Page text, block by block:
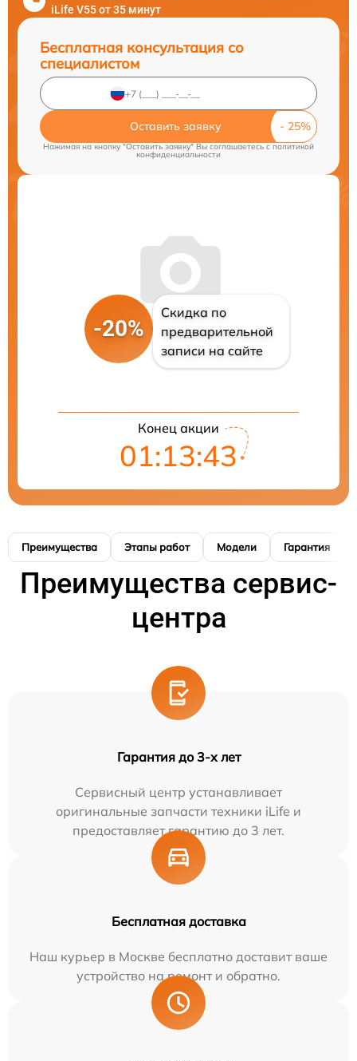
iLife V55 от 35 минут
Бесплатная консультация со
специалистом
Оставить заявку
Нажимая на кнопку "Оставить заявку" Вы соглашаетесь c политикой
конфиденциальности
-20%
Скидка по
предварительной
записи на сайте
Конец акции
01:13:42
Преимущества Этапы работ Модели Гарантия
Преимущества сервис-
центра
Гарантия до 3-х лет
Сервисный центр устанавливает
оригинальные запчасти техники iLife и
предоставляет гарантию до 3 лет.
Бесплатная доставка
Наш курьер в Москве бесплатно доставит ваше
устройство на ремонт и обратно.